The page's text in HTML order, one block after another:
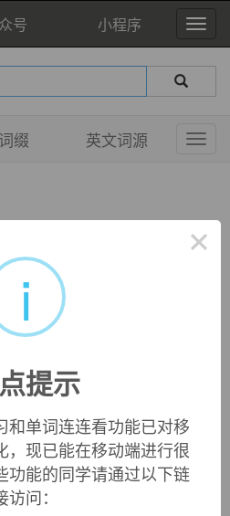
号 小程序
缀 英文词源
整理的
1/ 3
×
i
提示
和单词连连看功能已对移
，现已能在移动端进行很
功能的同学请通过以下链
访问：